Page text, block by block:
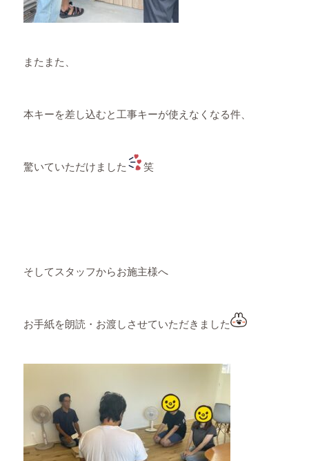
またまた、
本キーを差し込むと工事キーが使えなくなる件、
驚いていただけました 笑
そしてスタッフからお施主様へ
お手紙を朗読・お渡しさせていただきました